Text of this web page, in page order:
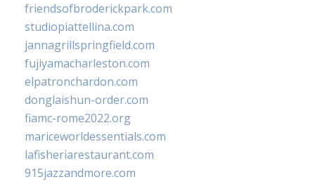
friendsofbroderickpark.com
studiopiattellina.com
jannagrillspringfield.com
fujiyamacharleston.com
elpatronchardon.com
donglaishun-order.com
fiamc-rome2022.org
mariceworldessentials.com
lafisheriarestaurant.com
915jazzandmore.com